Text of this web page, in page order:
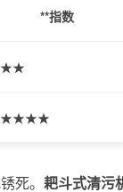
**指数
★★
★★★★
死。 耙斗式清污